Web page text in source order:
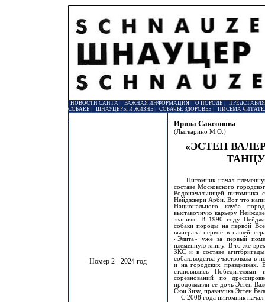
НОВОСТИ САЙТА| ВАЖНАЯ ИНФОРМАЦИЯ| О ПОРОДЕ
СОБАКЕ
ЩНАУЦЕРЫ И ЖИЗНЬ| СОБАЧЬЕ ЗДОРОВЬЕ ПИСЬМА
Номер 2 - 2024 год
Ирина Саксонова
(Лыткарино М.О.)
«ЭСТЕН
Питомник начал
составе Московского
Родоначальницей питомника
Нейджвери Арби. Вот что
Национального клуба
выставочную карьеру
звания». В 1990 году
собаки породы на первой
выиграла первое в нашей
«Элита» уже за первый
племенную книгу. В то же
ЗКС и в составе
собаководства участвовала в
и на городских праздниках.
становились
соревнований по
продолжили ее дочь Эстен
Сюи Зизу, правнучка Эстен
С 2008 года питомник начал